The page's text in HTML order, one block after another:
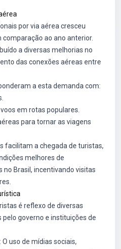
por via aérea cresceu
comparação ao ano anterior.
a diversas melhorias no
das conexões aéreas entre
a esta demanda com:
em rotas populares.
para tornar as viagens
facilitam a chegada de turistas,
melhores de
Brasil, incentivando visitas
é reflexo de diversas
governo e instituições de
: O uso de mídias sociais,